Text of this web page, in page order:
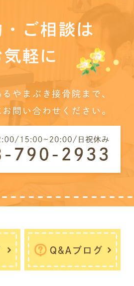
・ご相談は
気軽に
やまぶき接骨院まで、
問い合わせください。